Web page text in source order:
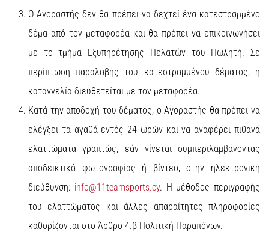
Ο Αγοραστής δεν θα πρέπει να δεχτεί ένα κατεστραμμένο
δέμα από τον μεταφορέα και θα πρέπει να επικοινωνήσει
με το τμήμα Εξυπηρέτησης Πελατών του Πωλητή. Σε
περίπτωση παραλαβής του κατεστραμμένου δέματος, η
καταγγελία διευθετείται με τον μεταφορέα.
Κατά την αποδοχή του δέματος, ο Αγοραστής θα πρέπει να
ελέγξει τα αγαθά εντός 24 ωρών και να αναφέρει πιθανά
ελαττώματα γραπτώς, εάν γίνεται συμπεριλαμβάνοντας
αποδεικτικά φωτογραφίας ή βίντεο, στην ηλεκτρονική
διεύθυνση: info@11teamsports.cy. Η μέθοδος περιγραφής
του ελαττώματος και άλλες απαραίτητες πληροφορίες
καθορίζονται στο Άρθρο 4.β Πολιτική Παραπόνων.